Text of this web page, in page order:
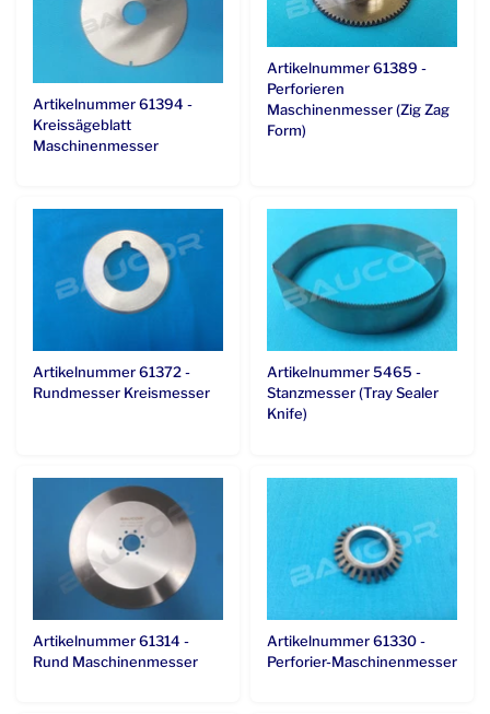
Artikelnummer 61394 -
Kreissägeblatt
Maschinenmesser
Artikelnummer 61389 -
Perforieren
Maschinenmesser (Zig Zag
Form)
Artikelnummer 61372 -
Rundmesser Kreismesser
Artikelnummer 5465 -
Stanzmesser (Tray Sealer
Knife)
Artikelnummer 61314 -
Rund Maschinenmesser
Artikelnummer 61330 -
Perforier-Maschinenmesser